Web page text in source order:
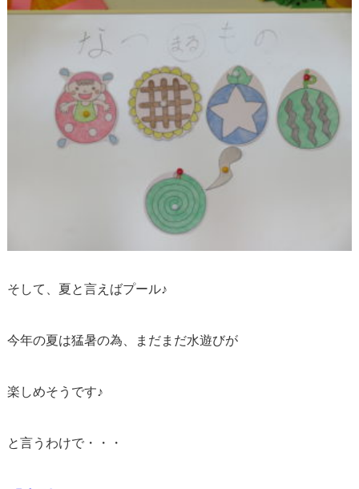
そして、夏と言えばプール♪
今年の夏は猛暑の為、まだまだ水遊びが
楽しめそうです♪
と言うわけで・・・